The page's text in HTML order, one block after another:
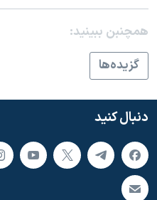
همچنبن ببینید:
گزيده‌ها
دنبال کنید